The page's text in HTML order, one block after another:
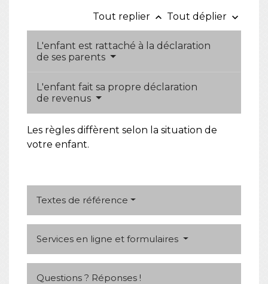
Tout replier keyboard_arrow_up Tout déplier keyboard_arrow_down
L'enfant est rattaché à la déclaration
de ses parents
L'enfant fait sa propre déclaration
de revenus
Les règles diffèrent selon la situation de
votre enfant.
Textes de référence
Services en ligne et formulaires
Questions ? Réponses !